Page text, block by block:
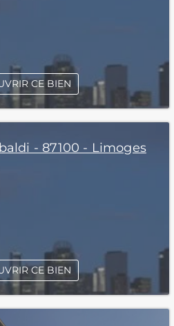
CE BIEN
- 87100 - Limoges
CE BIEN